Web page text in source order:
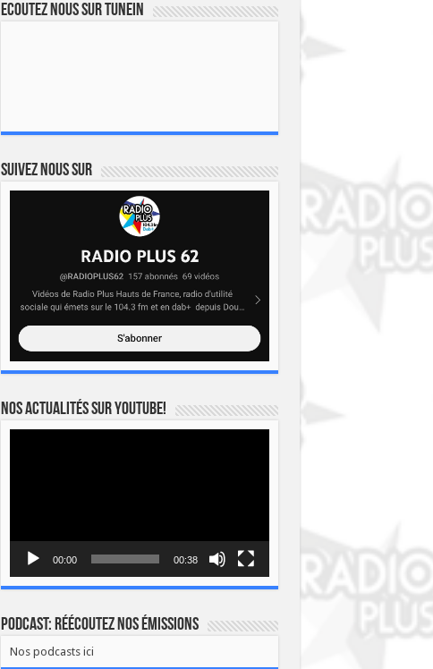
Ecoutez nous sur TuneIn
Suivez nous sur
Nos actualités sur YOUTUBE!
00:00 00:38
Podcast: Réécoutez nos émissions
Nos podcasts ici